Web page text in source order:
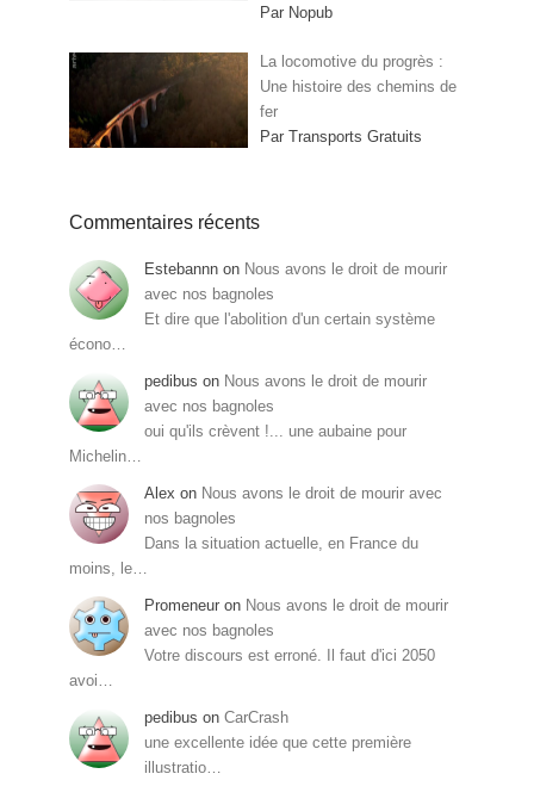
Par Nopub
La locomotive du progrès :
Une histoire des chemins de
fer
Par Transports Gratuits
Commentaires récents
Estebannn on Nous avons le droit de mourir
avec nos bagnoles
Et dire que l'abolition d'un certain système
écono…
pedibus on Nous avons le droit de mourir
avec nos bagnoles
oui qu'ils crèvent !... une aubaine pour
Michelin…
Alex on Nous avons le droit de mourir avec
nos bagnoles
Dans la situation actuelle, en France du
moins, le…
Promeneur on Nous avons le droit de mourir
avec nos bagnoles
Votre discours est erroné. Il faut d'ici 2050
avoi…
pedibus on CarCrash
une excellente idée que cette première
illustratio…